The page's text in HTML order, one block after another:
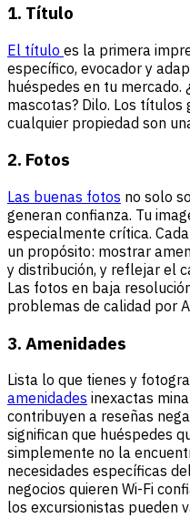
1. Título
El título es la primera
específico, evocador y
huéspedes en tu mercado.
mascotas? Dilo. Los
cualquier propiedad son
2. Fotos
Las buenas fotos no solo
generan confianza. Tu
especialmente crítica.
un propósito: mostrar
y distribución, y reflejar el
Las fotos en baja
problemas de calidad por
3. Amenidades
Lista lo que tienes y
amenidades inexactas
contribuyen a reseñas
significan que huéspedes
simplemente no la
necesidades específicas
negocios quieren Wi-Fi
los excursionistas pueden